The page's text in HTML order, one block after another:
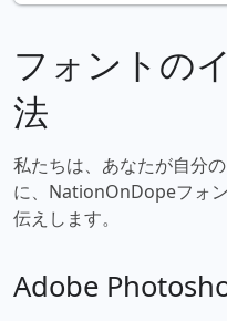
フォントの
法
私たちは、あなたが自分
に、NationOnDopeフォ
伝えします。
Adobe